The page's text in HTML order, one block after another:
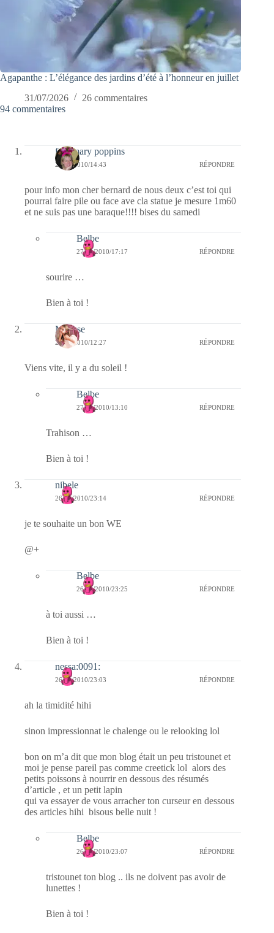
Agapanthe : L’élégance des jardins d’été à l’honneur en juillet
31/07/2026
26 commentaires
94 commentaires
fabymary poppins
27/11/2010/14:43 RÉPONDRE
pour info mon cher bernard de nous deux c’est toi qui
pourrai faire pile ou face ave cla statue je mesure 1m60
et ne suis pas une baraque!!!! bises du samedi
Belbe
27/11/2010/17:17 RÉPONDRE
sourire …
Bien à toi !
Mousse
27/11/2010/12:27 RÉPONDRE
Viens vite, il y a du soleil !
Belbe
27/11/2010/13:10 RÉPONDRE
Trahison …
Bien à toi !
nibele
26/11/2010/23:14 RÉPONDRE
je te souhaite un bon WE
@+
Belbe
26/11/2010/23:25 RÉPONDRE
à toi aussi …
Bien à toi !
nessa:0091:
26/11/2010/23:03 RÉPONDRE
ah la timidité hihi
sinon impressionnat le chalenge ou le relooking lol
bon on m’a dit que mon blog était un peu tristounet et
moi je pense pareil pas comme creetick lol alors des
petits poissons à nourrir en dessous des résumés
d’article , et un petit lapin
qui va essayer de vous arracher ton curseur en dessous
des articles hihi bisous belle nuit !
Belbe
26/11/2010/23:07 RÉPONDRE
tristounet ton blog .. ils ne doivent pas avoir de
lunettes !
Bien à toi !